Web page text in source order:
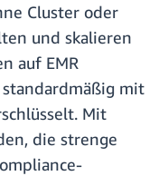
Cluster oder
und skalieren
auf EMR
mit
Mit
die strenge